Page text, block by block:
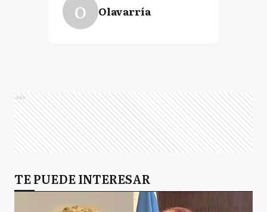
O Olavarría
Ads
TE PUEDE INTERESAR